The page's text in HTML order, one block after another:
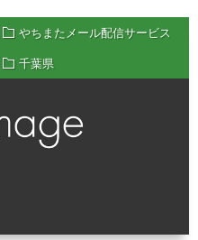
やちまたメール配信サービス
千葉県